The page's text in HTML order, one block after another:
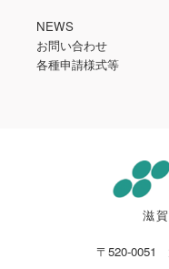
NEWS
お問い合わせ
各種申請様式等
滋
〒520-0051